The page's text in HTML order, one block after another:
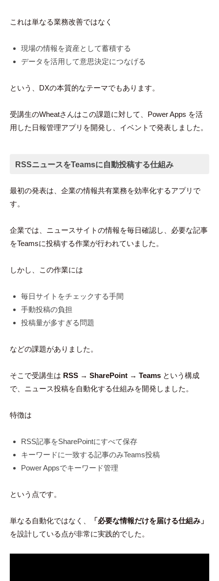
これは単なる業務改善ではなく
現場の情報を資産として蓄積する
データを活用して意思決定につなげる
という、DXの本質的なテーマでもあります。
受講生のWheatさんはこの課題に対して、Power Apps を活
用した日報管理アプリを開発し、イベントで発表しました。
RSSニュースをTeamsに自動投稿する仕組み
最初の発表は、企業の情報共有業務を効率化するアプリで
す。
企業では、ニュースサイトの情報を毎日確認し、必要な記事
をTeamsに投稿する作業が行われていました。
しかし、この作業には
毎日サイトをチェックする手間
手動投稿の負担
投稿量が多すぎる問題
などの課題がありました。
そこで受講生は RSS → SharePoint → Teams という構成
で、ニュース投稿を自動化する仕組みを開発しました。
特徴は
RSS記事をSharePointにすべて保存
キーワードに一致する記事のみTeams投稿
Power Appsでキーワード管理
という点です。
単なる自動化ではなく、
「必要な情報だけを届ける仕組み」
を設計している点が非常に実践的でした。